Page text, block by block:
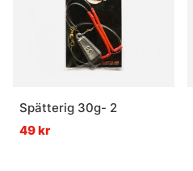
Spätterig 30g- 2
49 kr